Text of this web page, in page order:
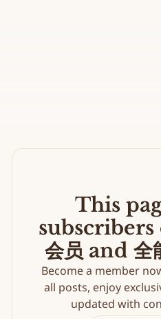
This
subscribers
会员 and
Become a member
all posts, enjoy
updated with